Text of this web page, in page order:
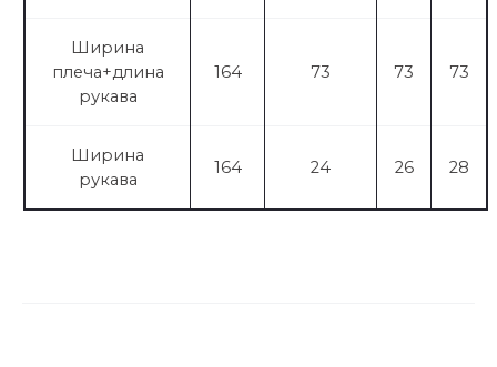
Ширина
плеча+длина
рукава
164 73 73 73
Ширина
рукава
164 24 26 28